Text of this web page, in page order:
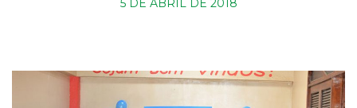
5 DE ABRIL DE 2018